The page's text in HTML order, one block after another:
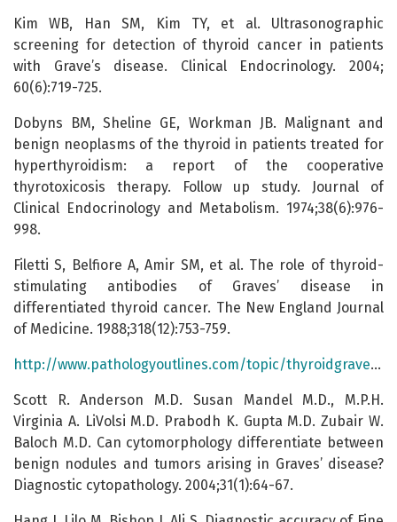
Kim WB, Han SM, Kim TY, et al. Ultrasonographic
screening for detection of thyroid cancer in patients
with Grave’s disease. Clinical Endocrinology. 2004;
60(6):719-725.
Dobyns BM, Sheline GE, Workman JB. Malignant and
benign neoplasms of the thyroid in patients treated for
hyperthyroidism: a report of the cooperative
thyrotoxicosis therapy. Follow up study. Journal of
Clinical Endocrinology and Metabolism. 1974;38(6):976-
998.
Filetti S, Belfiore A, Amir SM, et al. The role of thyroid-
stimulating antibodies of Graves’ disease in
differentiated thyroid cancer. The New England Journal
of Medicine. 1988;318(12):753-759.
http://www.pathologyoutlines.com/topic/thyroidgraves.html
Scott R. Anderson M.D. Susan Mandel M.D., M.P.H.
Virginia A. LiVolsi M.D. Prabodh K. Gupta M.D. Zubair W.
Baloch M.D. Can cytomorphology differentiate between
benign nodules and tumors arising in Graves’ disease?
Diagnostic cytopathology. 2004;31(1):64-67.